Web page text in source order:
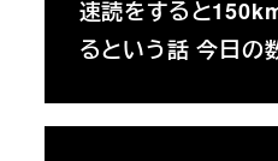
速読をすると
るという話 今日の